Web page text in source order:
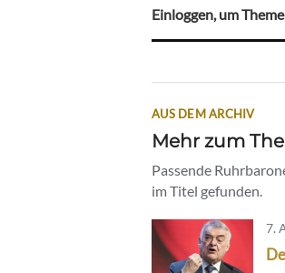
Einloggen, um
AUS DEM ARCHIV
Mehr zum
Passende
im Titel gefunden.
7.